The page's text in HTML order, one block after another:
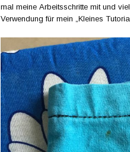
mal meine Arbeitsschritte mit und
Verwendung für mein „Kleines